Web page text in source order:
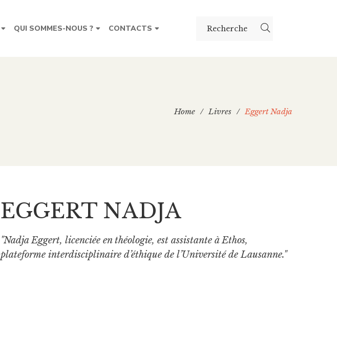
QUI SOMMES-NOUS ? CONTACTS
Home / Livres / Eggert Nadja
EGGERT NADJA
"Nadja Eggert, licenciée en théologie, est assistante à Ethos,
plateforme interdisciplinaire d’éthique de l’Université de Lausanne."